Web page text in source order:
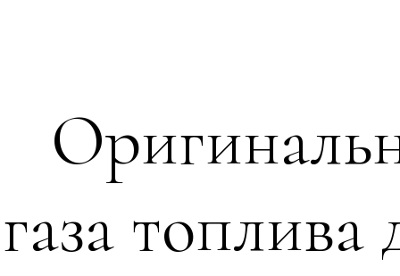
газа